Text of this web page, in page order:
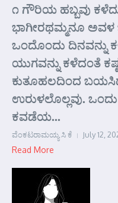
೧ ಗೌರಿಯ ಹಬ್ಬವು ಕಳೆದು
ಭಾಗೀರಥಮ್ಮನೂ
ಒಂದೊಂದು ದಿನವನ್ನು
ಯುಗವನ್ನು ಕಳೆದಂತೆ
ಕುತೂಹಲದಿಂದ
ಉರುಳಲೊಲ್ಲವು.
ಕವಡೆಯ...
ವೆಂಕಟರಾಮಯ್ಯ ಸಿ ಕೆ July 12,
Read More